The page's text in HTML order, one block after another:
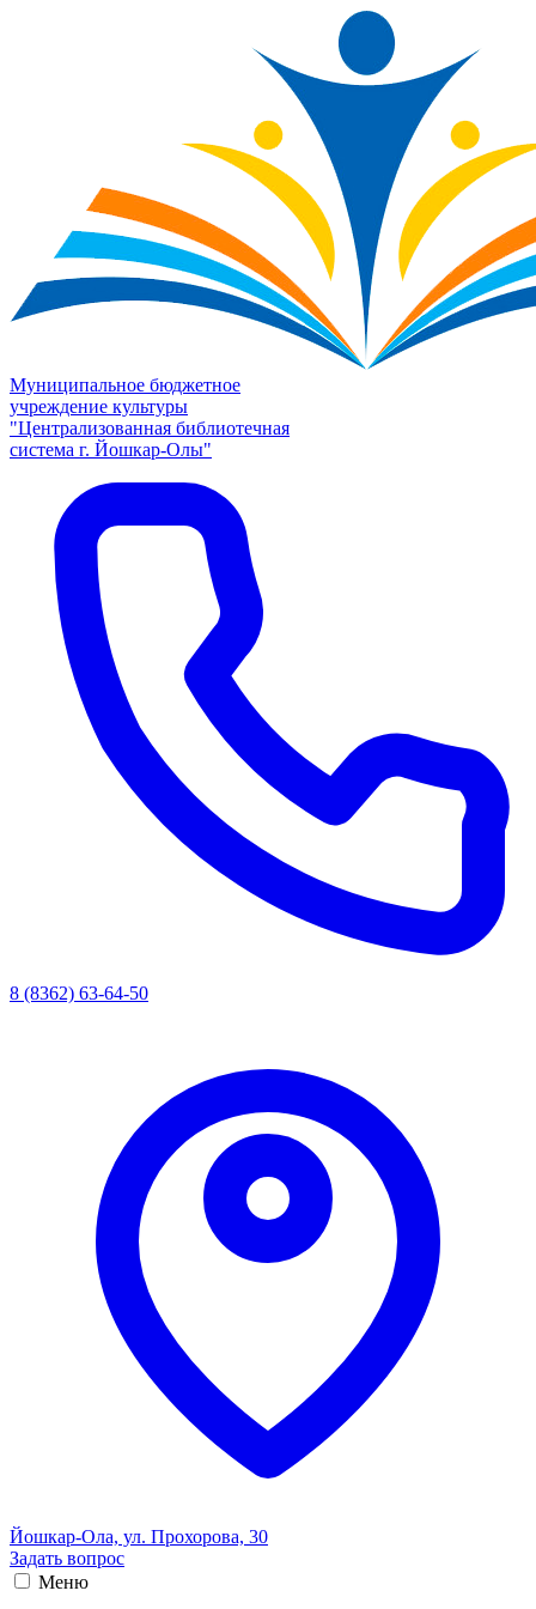
Муниципальное бюджетное
учреждение культуры
"Централизованная библиотечная
система г. Йошкар-Олы"
8 (8362) 63-64-50
Йошкар-Ола, ул. Прохорова, 30
Задать вопрос
Меню